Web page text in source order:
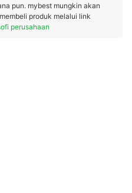
pun. mybest mungkin akan
produk melalui link
perusahaan